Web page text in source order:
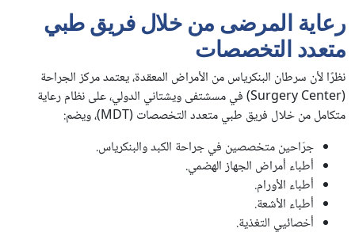
رعاية المرضى من خلال فريق طبي
متعدد التخصصات
نظرًا لأن سرطان البنكرياس من الأمراض المعقدة، يعتمد مركز الجراحة
(Surgery Center) في مسشتفى ويشتاني الدولي، على نظام رعاية
متكامل من خلال فريق طبي متعدد التخصصات (MDT)، ويضم:
جرّاحين متخصصين في جراحة الكبد والبنكرياس.
أطباء أمراض الجهاز الهضمي.
أطباء الأورام.
أطباء الأشعة.
أخصائيي التغذية.